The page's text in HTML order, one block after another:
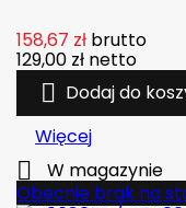
158,67 zł brutto
129,00 zł netto
 Dodaj do
Więcej

W magazynie
Obecnie brak na